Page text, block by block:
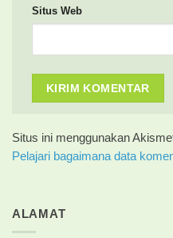
Situs Web
Situs ini menggunakan
Pelajari bagaimana data
ALAMAT